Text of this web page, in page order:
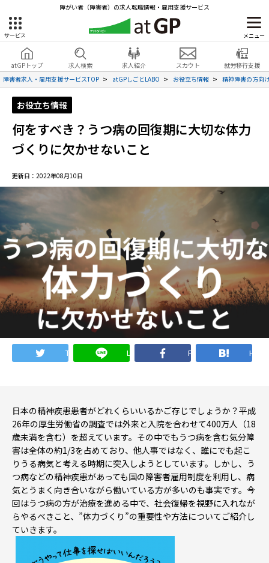
障がい者（障害者）の求人転職情報・雇用支援サービス
サービス メニュー
atGPトップ 求人検索 求人紹介 スカウト
就労移行支援
障害者求人・雇用支援サービスTOP
atGPしごとLABO お役立ち情報 精神障害の方向
お役立ち情報
何をすべき？うつ病の回復期に大切な体力
づくりに欠かせないこと
更新日：2022年08月10日
Twitter LINE Facebook
日本の精神疾患患者がどれくらいいるかご存じでしょうか？平成
26年の厚生労働省の調査では外来と入院を合わせて400万人（18
歳未満を含む）を超えています。その中でもうつ病を含む気分障
害は全体の約1/3を占めており、他人事ではなく、誰にでも起こ
りうる病気と考える時期に突入しようとしています。しかし、う
つ病などの精神疾患があっても国の障害者雇用制度を利用し、病
気とうまく向き合いながら働いている方が多いのも事実です。今
回はうつ病の方が治療を進める中で、社会復帰を視野に入れなが
らやるべきこと、”体力づくり”の重要性や方法についてご紹介し
ていきます。
障害者雇用のアットジーピー
サービスラインナップ
就転職支援サービス
障害者専門の就転職支援サービス
障害者アスリート専門の就転職支援サービス
ハイスキルな障害者の転職支援サービス
障害のある新卒学生専門の就職エージェントサービス
求人検索・スカウトサービス
就労移行支援サービス
障害別専門支援の就労移行支援サービス
IT・Web制作スキルを身につける就労移行支援サービス
会員登録 無料
就労移行支援
見学・お問い合わせ 無料
atGPトップ
各種サービス
求人を検索する
求人を紹介してもらう
スカウトを受ける
就労支援サービス
就職・転職ノウハウ
お問い合わせ・よくある質問
メニューを閉じる